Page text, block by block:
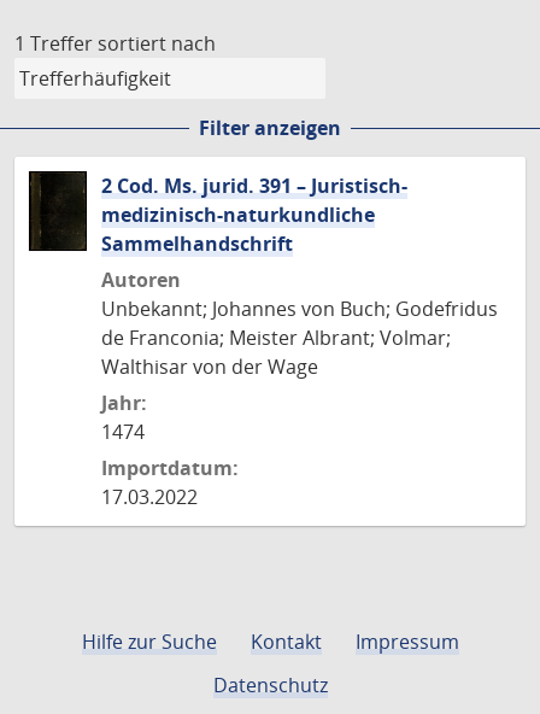
1 Treffer sortiert nach
Filter anzeigen
2 Cod. Ms. jurid. 391 – Juristisch-
medizinisch-naturkundliche
Sammelhandschrift
Autoren
Unbekannt; Johannes von Buch; Godefridus
de Franconia; Meister Albrant; Volmar;
Walthisar von der Wage
Jahr:
1474
Importdatum:
17.03.2022
Hilfe zur Suche Kontakt
Impressum
Datenschutz